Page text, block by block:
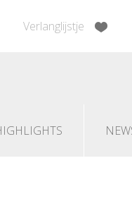
Verlanglijstje